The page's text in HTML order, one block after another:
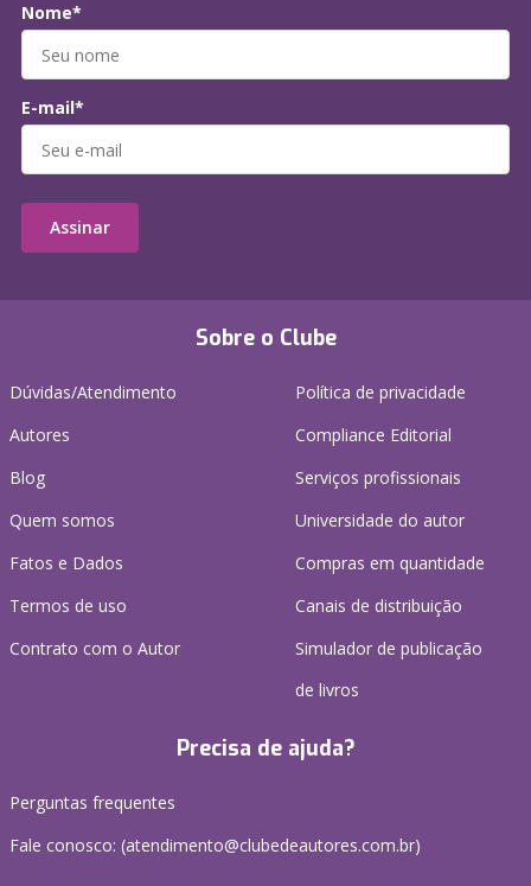
Sobre o Clube
Dúvidas/Atendimento
Autores
Blog
Quem somos
Fatos e Dados
Termos de uso
Contrato com o Autor
Política de privacidade
Compliance Editorial
Serviços profissionais
Universidade do autor
Compras em quantidade
Canais de distribuição
Simulador de publicação
de livros
Precisa de ajuda?
Perguntas frequentes
Fale conosco: (atendimento@clubedeautores.com.br)
Nome*
E-mail*
Assinar